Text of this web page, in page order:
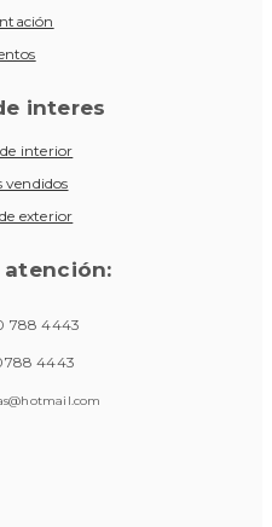
interes
interior
vendidos
exterior
atención:
788 4443
4443